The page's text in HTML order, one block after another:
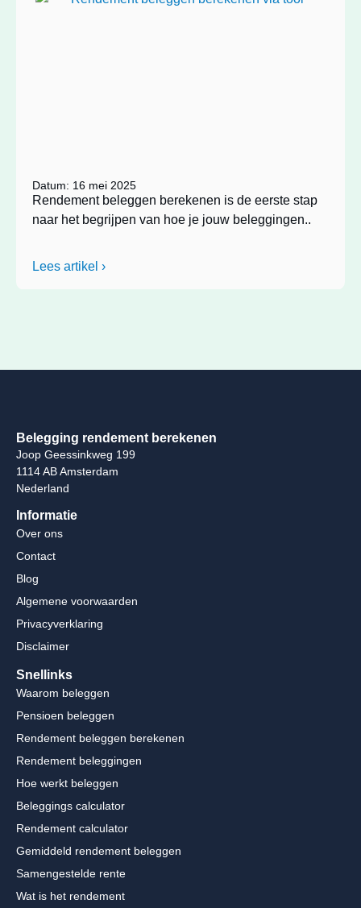
Datum: 16 mei 2025
Rendement beleggen berekenen is de eerste stap
naar het begrijpen van hoe je jouw beleggingen..
Lees artikel ›
Belegging rendement berekenen
Joop Geessinkweg 199
1114 AB Amsterdam
Nederland
Informatie
Over ons
Contact
Blog
Algemene voorwaarden
Privacyverklaring
Disclaimer
Snellinks
Waarom beleggen
Pensioen beleggen
Rendement beleggen berekenen
Rendement beleggingen
Hoe werkt beleggen
Beleggings calculator
Rendement calculator
Gemiddeld rendement beleggen
Samengestelde rente
Wat is het rendement